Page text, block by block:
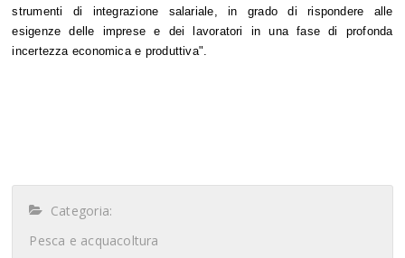
strumenti di integrazione salariale, in grado di rispondere alle
esigenze delle imprese e dei lavoratori in una fase di profonda
incertezza economica e produttiva".
Categoria:
Pesca e acquacoltura